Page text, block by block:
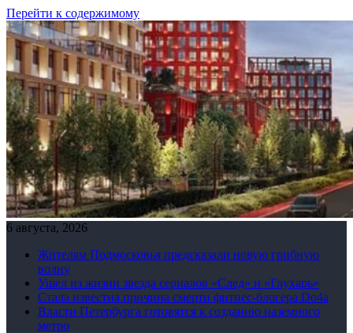
Перейти к содержимому
6 августа, 2026
Жителям Подмосковья предсказали новую грибную
волну
Ушел из жизни звезда сериалов «След» и «Глухарь»
Стала известна причина смерти фитнес-блогера Do4а
Власти Петербурга готовятся к созданию наземного
метро